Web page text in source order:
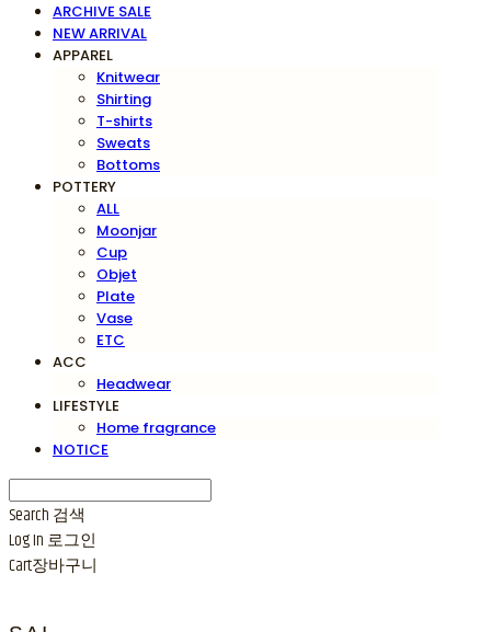
ARCHIVE SALE
NEW ARRIVAL
APPAREL
Knitwear
Shirting
T-shirts
Sweats
Bottoms
POTTERY
ALL
Moonjar
Cup
Objet
Plate
Vase
ETC
ACC
Headwear
LIFESTYLE
Home fragrance
NOTICE
Search 검색
Log In 로그인
Cart장바구니